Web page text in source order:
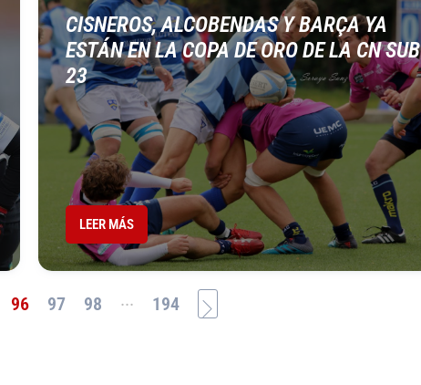
CISNEROS, ALCOBENDAS Y BARÇA YA
ESTÁN EN LA COPA DE ORO DE LA CN SUB
23
LEER MÁS
96 97 98 ... 194